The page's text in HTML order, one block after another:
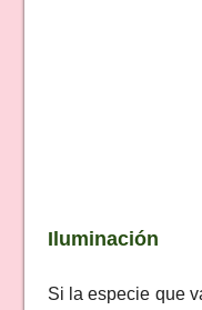
Iluminación
Si la especie que